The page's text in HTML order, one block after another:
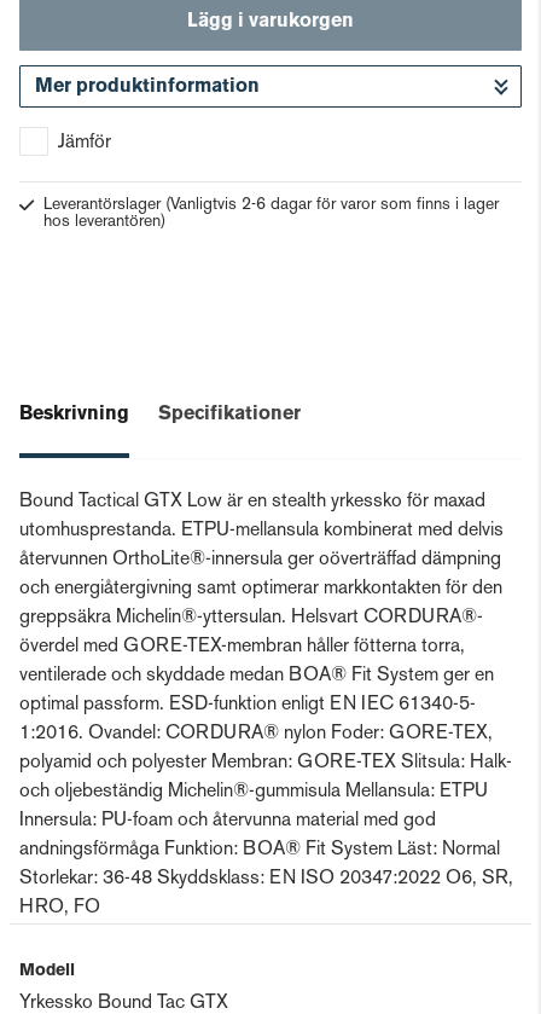
Lägg i varukorgen
Mer produktinformation
Jämför
Leverantörslager (Vanligtvis 2-6 dagar för varor som finns i lager
hos leverantören)
Beskrivning Specifikationer
Bound Tactical GTX Low är en stealth yrkessko för maxad
utomhusprestanda. ETPU-mellansula kombinerat med delvis
återvunnen OrthoLite®-innersula ger oöverträffad dämpning
och energiåtergivning samt optimerar markkontakten för den
greppsäkra Michelin®-yttersulan. Helsvart CORDURA®-
överdel med GORE-TEX-membran håller fötterna torra,
ventilerade och skyddade medan BOA® Fit System ger en
optimal passform. ESD-funktion enligt EN IEC 61340-5-
1:2016. Ovandel: CORDURA® nylon Foder: GORE-TEX,
polyamid och polyester Membran: GORE-TEX Slitsula: Halk-
och oljebeständig Michelin®-gummisula Mellansula: ETPU
Innersula: PU-foam och återvunna material med god
andningsförmåga Funktion: BOA® Fit System Läst: Normal
Storlekar: 36-48 Skyddsklass: EN ISO 20347:2022 O6, SR,
HRO, FO
Modell
Yrkessko Bound Tac GTX